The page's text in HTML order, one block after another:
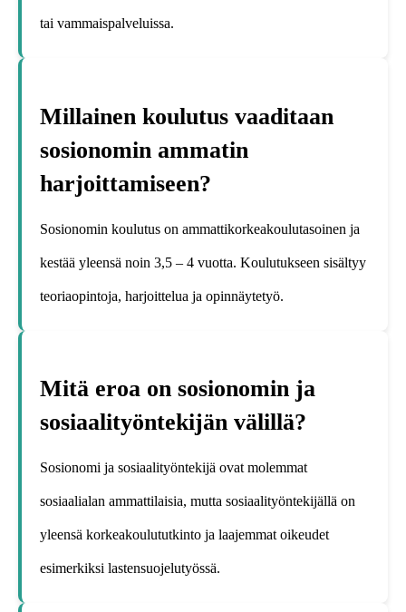
tai vammaispalveluissa.
Millainen koulutus vaaditaan
sosionomin ammatin
harjoittamiseen?
Sosionomin koulutus on ammattikorkeakoulutasoinen ja
kestää yleensä noin 3,5 – 4 vuotta. Koulutukseen sisältyy
teoriaopintoja, harjoittelua ja opinnäytetyö.
Mitä eroa on sosionomin ja
sosiaalityöntekijän välillä?
Sosionomi ja sosiaalityöntekijä ovat molemmat
sosiaalialan ammattilaisia, mutta sosiaalityöntekijällä on
yleensä korkeakoulututkinto ja laajemmat oikeudet
esimerkiksi lastensuojelutyössä.